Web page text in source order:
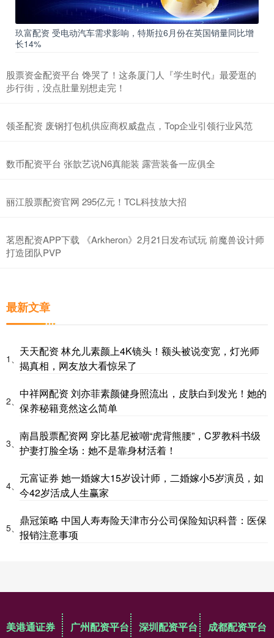
玖富配资 受电动汽车需求影响，特斯拉6月份在英国销量同比增
长14%
股票资金配资平台 馋哭了！这条厦门人『学生时代』最爱逛的
步行街，没点肚量别想走完！
领圣配资 废钢打包机供应商权威盘点，Top企业引领行业风范
数币配资平台 张歆艺说N6真能装 露营装备一应俱全
丽江股票配资官网 295亿元！TCL科技放大招
茗恩配资APP下载 《Arkheron》2月21日发布试玩 前魔兽设计师
打造团队PVP
最新文章
1、
天天配资 林允儿素颜上4K镜头！额头被说变宽，灯光师
揭真相，网友放大看惊呆了
2、
中祥网配资 刘亦菲素颜健身照流出，皮肤白到发光！她的
保养秘籍竟然这么简单
3、
南昌股票配资网 穿比基尼被嘲“虎背熊腰”，C罗教科书级
护妻打脸全场：她不是靠身材活着！
4、
元富证券 她一婚嫁大15岁设计师，二婚嫁小5岁演员，如
今42岁活成人生赢家
5、
鼎冠策略 中国人寿寿险天津市分公司保险知识科普：医保
报销注意事项
美港通证券 广州配资平台 深圳配资平台 成都配资平台